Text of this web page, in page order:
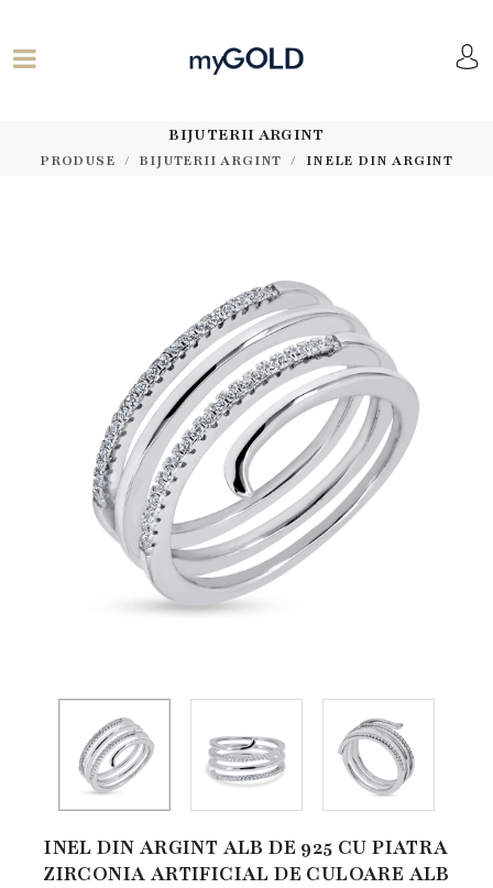
BIJUTERII ARGINT
PRODUSE BIJUTERII ARGINT INELE DIN ARGINT
INEL DIN ARGINT ALB DE 925 CU PIATRA
ZIRCONIA ARTIFICIAL DE CULOARE ALB